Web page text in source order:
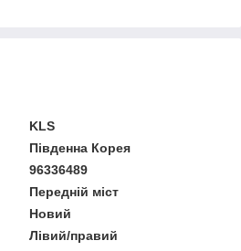
KLS
Південна Корея
96336489
Передній міст
Новий
Лівий/правий